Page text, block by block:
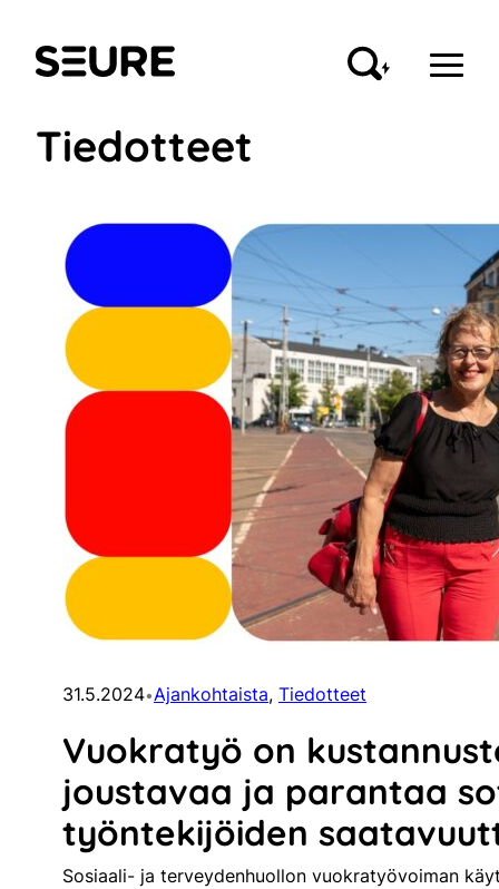
sisältöön
Seure
Tiedotteet
31.5.2024•Ajankohtaista, Tiedotteet
Vuokratyö on
joustavaa ja parantaa
työntekijöiden
Sosiaali- ja terveydenhuollon vuokratyövoiman